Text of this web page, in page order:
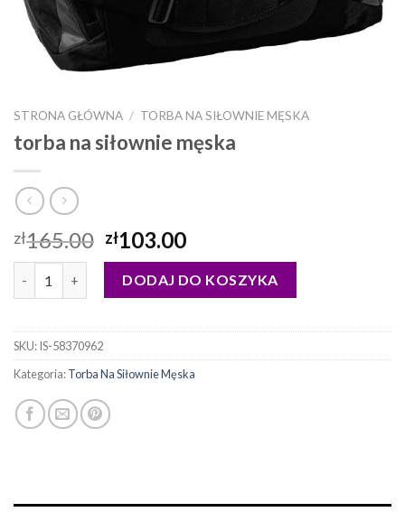
STRONA GŁÓWNA / TORBA NA SIŁOWNIE MĘSKA
torba na siłownie męska
zł165.00 zł103.00
ilość torba na siłownie męskaDODAJ DO KOSZYKA
SKU:IS-58370962
Kategoria:Torba Na Siłownie Męska